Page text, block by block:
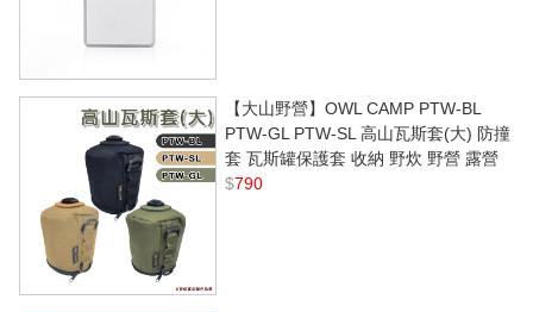
【大山野營】OWL CAMP PTW-BL
PTW-GL PTW-SL 高山瓦斯套(大) 防撞
套 瓦斯罐保護套 收納 野炊 野營 露營
$790